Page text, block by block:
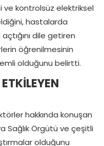
ve kontrolsüz elektriksel
hastalarda
dile getiren
öğrenilmesinin
olduğunu belirtti.
hakkında konuşan
Sağlık Örgütü ve çeşitli
olduğunu